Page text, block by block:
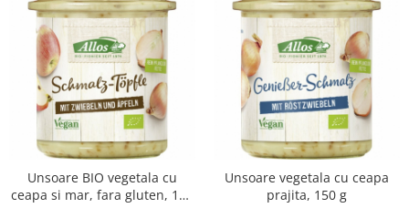
Unsoare BIO vegetala cu
ceapa si mar, fara gluten, 150
Unsoare vegetala cu ceapa
prajita, 150 g